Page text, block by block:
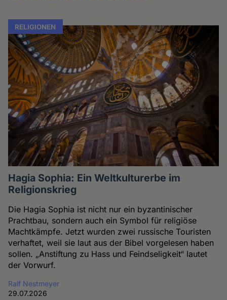
RELIGIONEN
Hagia Sophia: Ein Weltkulturerbe im
Religionskrieg
Die Hagia Sophia ist nicht nur ein byzantinischer
Prachtbau, sondern auch ein Symbol für religiöse
Machtkämpfe. Jetzt wurden zwei russische Touristen
verhaftet, weil sie laut aus der Bibel vorgelesen haben
sollen. „Anstiftung zu Hass und Feindseligkeit“ lautet
der Vorwurf.
Ralf Nestmeyer
29.07.2026